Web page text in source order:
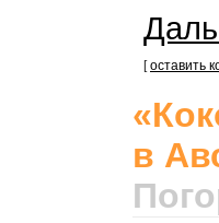
[оставить
в